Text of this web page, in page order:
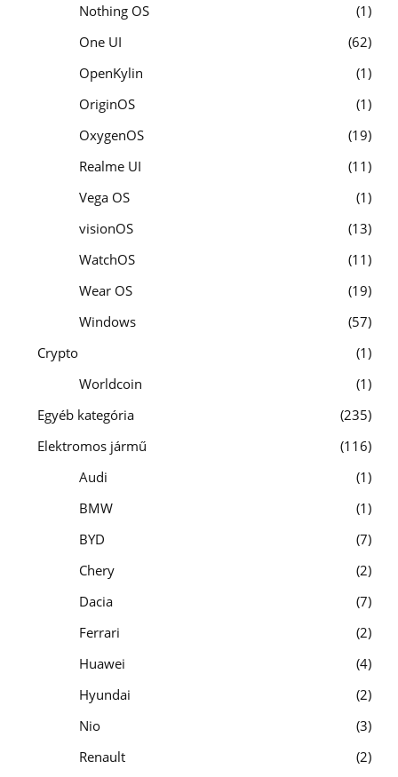
Nothing OS
1
One UI
62
OpenKylin
1
OriginOS
1
OxygenOS
19
Realme UI
11
Vega OS
1
visionOS
13
WatchOS
11
Wear OS
19
Windows
57
Crypto
1
Worldcoin
1
Egyéb kategória
235
Elektromos jármű
116
Audi
1
BMW
1
BYD
7
Chery
2
Dacia
7
Ferrari
2
Huawei
4
Hyundai
2
Nio
3
Renault
2